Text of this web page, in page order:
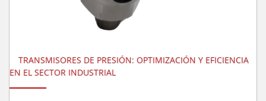
TRANSMISORES DE PRESIÓN: OPTIMIZACIÓN Y EFICIENCIA
EN EL SECTOR INDUSTRIAL